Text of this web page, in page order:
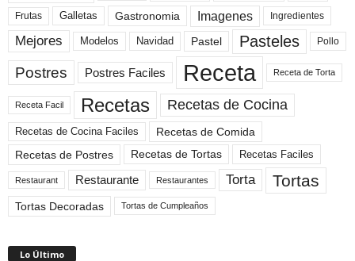
Frutas Galletas Gastronomia Imagenes Ingredientes
Mejores Modelos Navidad Pastel Pasteles Pollo
Postres Postres Faciles Receta Receta de Torta
Receta Facil Recetas Recetas de Cocina
Recetas de Cocina Faciles
Recetas de Comida
Recetas de Postres
Recetas de Tortas Recetas Faciles
Restaurant Restaurante Restaurantes Torta Tortas
Tortas Decoradas Tortas de Cumpleaños
Lo Último